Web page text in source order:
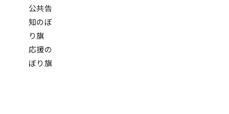
公共告
知のぼ
り旗
応援の
ぼり旗